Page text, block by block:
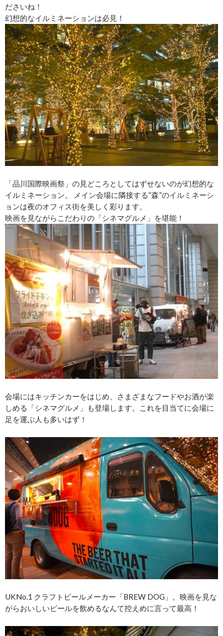
ださいね！
幻想的なイルミネーションは必見！
「品川国際映画祭」の見どころとしてはずせないのが幻想的な
イルミネーション。 メイン会場に隣接する“森”のイルミネーシ
ョンは夜のオフィス街を美しく彩ります。
映画を見ながらこだわりの「シネマグルメ」を堪能！
会場にはキッチンカーをはじめ、さまざまなフードやお酒が楽
しめる「シネマグルメ」も登場します。これを目当てに会場に
足を運ぶ人も多いはず！
UKNo.1 クラフトビールメーカー「BREW DOG」。映画を見な
がらおいしいビールを飲めるなんて控えめに言って最高！